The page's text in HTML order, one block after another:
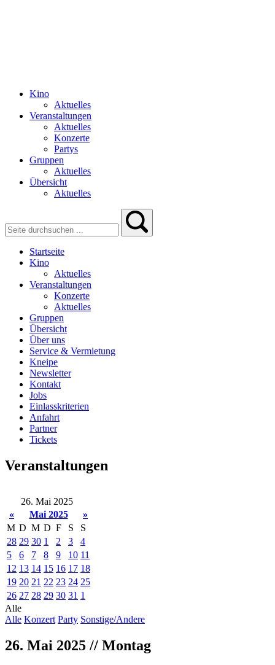
Kino
Aktuelles
Veranstaltungen
Aktuelles
Konzerte
Partys
Gruppen
Aktuelles
Übersicht
Aktuelles
Startseite
Kino
Aktuelles
Veranstaltungen
Konzerte
Aktuelles
Gruppen
Übersicht
Über uns
Service & Vermietung
Kneipe
Newsletter
Kontakt
Jobs
Einlasskriterien
Anfahrt
Partner
Tickets
Veranstaltungen
26. Mai 2025
«
Mai 2025
»
M D M D F S
S
28 29 30 1 2 3
4
5
6 7 8 9 10 11
12 13 14 15 16 17 18
19 20 21 22 23 24 25
26 27 28 29 30 31 1
Alle
Alle Konzert Party Sonstige/Andere
26. Mai 2025 // Montag